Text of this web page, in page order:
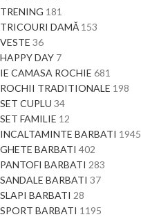
TRENING 181
TRICOURI DAMĂ 153
VESTE 36
HAPPY DAY 7
IE CAMASA ROCHIE 681
ROCHII TRADITIONALE 198
SET CUPLU 34
SET FAMILIE 12
INCALTAMINTE BARBATI 1945
GHETE BARBATI 402
PANTOFI BARBATI 283
SANDALE BARBATI 37
SLAPI BARBATI 28
SPORT BARBATI 1195